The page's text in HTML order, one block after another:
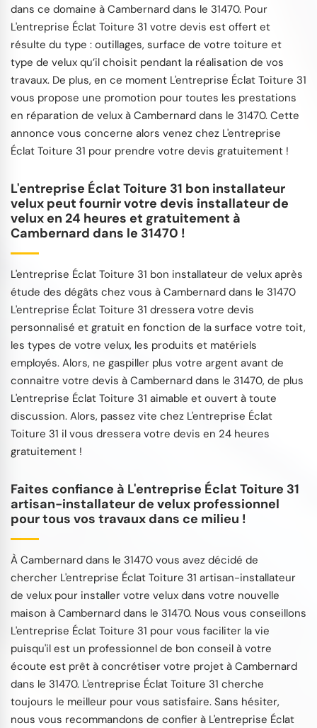
dans ce domaine à Cambernard dans le 31470. Pour
L'entreprise Éclat Toiture 31 votre devis est offert et
résulte du type : outillages, surface de votre toiture et
type de velux qu’il choisit pendant la réalisation de vos
travaux. De plus, en ce moment L'entreprise Éclat Toiture 31
vous propose une promotion pour toutes les prestations
en réparation de velux à Cambernard dans le 31470. Cette
annonce vous concerne alors venez chez L'entreprise
Éclat Toiture 31 pour prendre votre devis gratuitement !
L'entreprise Éclat Toiture 31 bon installateur
velux peut fournir votre devis installateur de
velux en 24 heures et gratuitement à
Cambernard dans le 31470 !
L'entreprise Éclat Toiture 31 bon installateur de velux après
étude des dégâts chez vous à Cambernard dans le 31470
L'entreprise Éclat Toiture 31 dressera votre devis
personnalisé et gratuit en fonction de la surface votre toit,
les types de votre velux, les produits et matériels
employés. Alors, ne gaspiller plus votre argent avant de
connaitre votre devis à Cambernard dans le 31470, de plus
L'entreprise Éclat Toiture 31 aimable et ouvert à toute
discussion. Alors, passez vite chez L'entreprise Éclat
Toiture 31 il vous dressera votre devis en 24 heures
gratuitement !
Faites confiance à L'entreprise Éclat Toiture 31
artisan-installateur de velux professionnel
pour tous vos travaux dans ce milieu !
À Cambernard dans le 31470 vous avez décidé de
chercher L'entreprise Éclat Toiture 31 artisan-installateur
de velux pour installer votre velux dans votre nouvelle
maison à Cambernard dans le 31470. Nous vous conseillons
L'entreprise Éclat Toiture 31 pour vous faciliter la vie
puisqu'il est un professionnel de bon conseil à votre
écoute est prêt à concrétiser votre projet à Cambernard
dans le 31470. L'entreprise Éclat Toiture 31 cherche
toujours le meilleur pour vous satisfaire. Sans hésiter,
nous vous recommandons de confier à L'entreprise Éclat